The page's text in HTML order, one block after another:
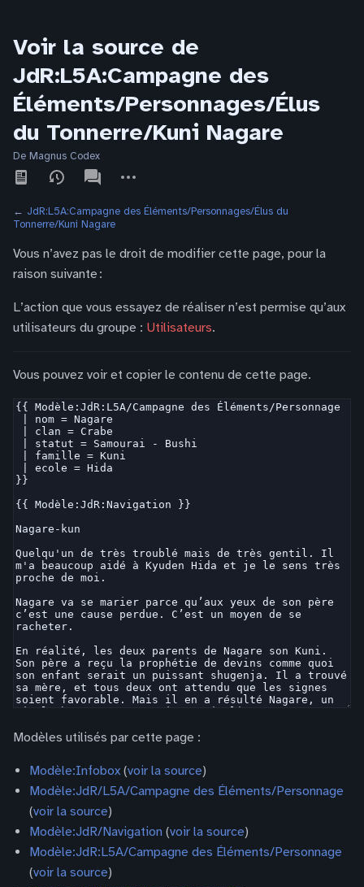
Voir la source de
JdR:L5A:Campagne des
Éléments/Personnages/Élus
du Tonnerre/Kuni Nagare
De Magnus Codex
Affichages
associated-
pages
actions
← JdR:L5A:Campagne des Éléments/Personnages/Élus du
Tonnerre/Kuni Nagare
Vous n’avez pas le droit de modifier cette page, pour la
raison suivante :
L’action que vous essayez de réaliser n’est permise qu’aux
utilisateurs du groupe : Utilisateurs.
Vous pouvez voir et copier le contenu de cette page.
Modèles utilisés par cette page :
Modèle:Infobox (voir la source)
Modèle:JdR/L5A/Campagne des Éléments/Personnage
(voir la source)
Modèle:JdR/Navigation (voir la source)
Modèle:JdR:L5A/Campagne des Éléments/Personnage
(voir la source)